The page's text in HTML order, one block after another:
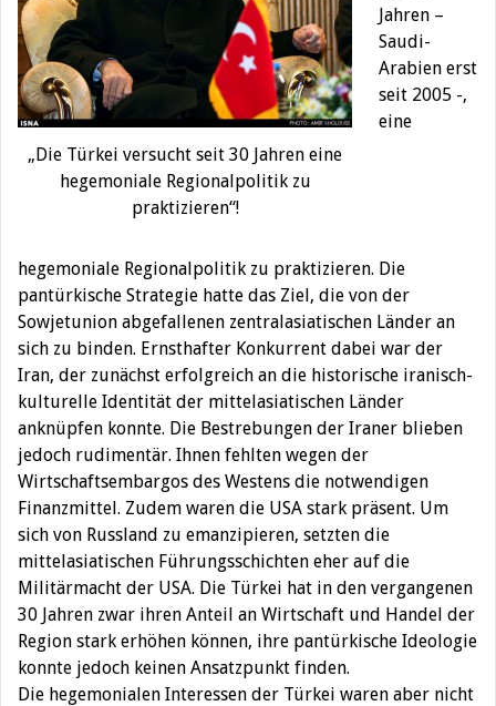
„Die Türkei versucht seit 30 Jahren eine
hegemoniale Regionalpolitik zu
praktizieren“!
Jahren –
Saudi-
Arabien erst
seit 2005 -,
eine
hegemoniale Regionalpolitik zu praktizieren. Die
pantürkische Strategie hatte das Ziel, die von der
Sowjetunion abgefallenen zentralasiatischen Länder an
sich zu binden. Ernsthafter Konkurrent dabei war der
Iran, der zunächst erfolgreich an die historische iranisch-
kulturelle Identität der mittelasiatischen Länder
anknüpfen konnte. Die Bestrebungen der Iraner blieben
jedoch rudimentär. Ihnen fehlten wegen der
Wirtschaftsembargos des Westens die notwendigen
Finanzmittel. Zudem waren die USA stark präsent. Um
sich von Russland zu emanzipieren, setzten die
mittelasiatischen Führungsschichten eher auf die
Militärmacht der USA. Die Türkei hat in den vergangenen
30 Jahren zwar ihren Anteil an Wirtschaft und Handel der
Region stark erhöhen können, ihre pantürkische Ideologie
konnte jedoch keinen Ansatzpunkt finden.
Die hegemonialen Interessen der Türkei waren aber nicht